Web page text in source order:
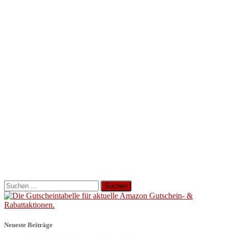
Suchen
nach:
Neueste Beiträge